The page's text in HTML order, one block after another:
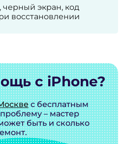
черный экран, код
восстановлении
с iPhone?
с бесплатным
– мастер
быть и сколько